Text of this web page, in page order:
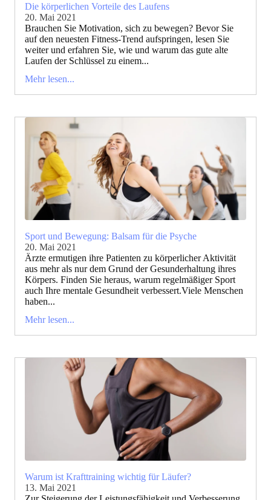
Die körperlichen Vorteile des Laufens
20. Mai 2021
Brauchen Sie Motivation, sich zu bewegen? Bevor Sie
auf den neuesten Fitness-Trend aufspringen, lesen Sie
weiter und erfahren Sie, wie und warum das gute alte
Laufen der Schlüssel zu einem...
Mehr lesen...
Sport und Bewegung: Balsam für die Psyche
20. Mai 2021
Ärzte ermutigen ihre Patienten zu körperlicher Aktivität
aus mehr als nur dem Grund der Gesunderhaltung ihres
Körpers. Finden Sie heraus, warum regelmäßiger Sport
auch Ihre mentale Gesundheit verbessert.Viele Menschen
haben...
Mehr lesen...
Warum ist Krafttraining wichtig für Läufer?
13. Mai 2021